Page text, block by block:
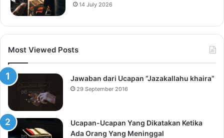
14 July 2026
Most Viewed Posts
Jawaban dari Ucapan “Jazakallahu khaira”
29 September 2016
Ucapan-Ucapan Yang Dikatakan Ketika
Ada Orang Yang Meninggal